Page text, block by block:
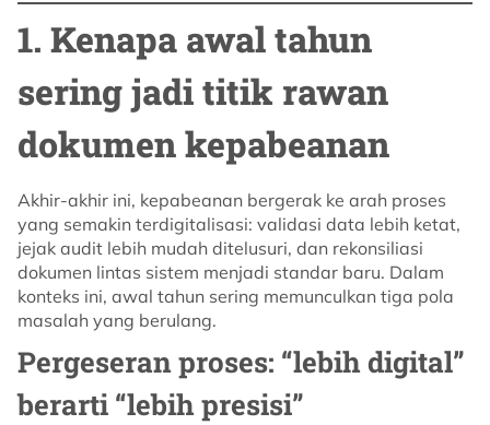
1. Kenapa awal tahun
sering jadi titik rawan
dokumen kepabeanan
Akhir-akhir ini, kepabeanan bergerak ke arah proses
yang semakin terdigitalisasi: validasi data lebih ketat,
jejak audit lebih mudah ditelusuri, dan rekonsiliasi
dokumen lintas sistem menjadi standar baru. Dalam
konteks ini, awal tahun sering memunculkan tiga pola
masalah yang berulang.
Pergeseran proses: “lebih digital”
berarti “lebih presisi”